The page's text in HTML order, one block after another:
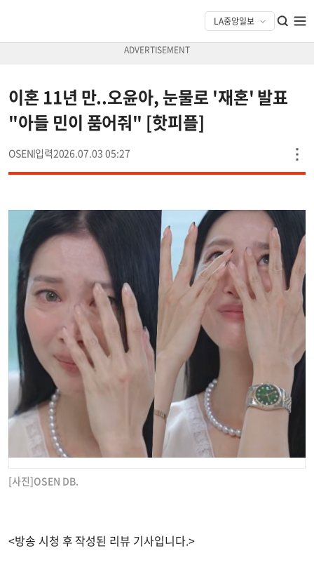
이혼 11년 만..오윤아, 눈물로 '재혼' 발표
"아들 민이 품어줘" [핫피플]
OSEN 2026.07.03 05:27
[사진]OSEN DB.
<방송 시청 후 작성된 리뷰 기사입니다.>